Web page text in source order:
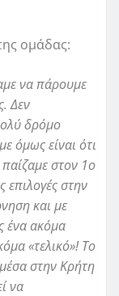
ομάδας:
να πάρουμε
Δεν
δρόμο
όμως είναι ότι
στον 1ο
στην
και με
ένα ακόμα
«τελικό»! Το
στην Κρήτη
να